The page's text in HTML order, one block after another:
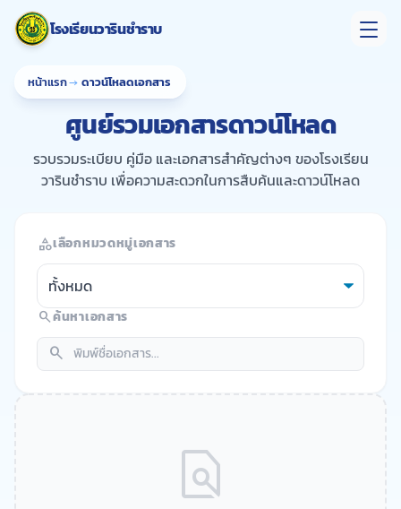
ข้ามไปยังเนื้อหาหลัก
โรงเรียนวารินชำราบ
หน้าแรก→ ดาวน์โหลดเอกสาร
ศูนย์รวมเอกสารดาวน์โหลด
รวบรวมระเบียบ คู่มือ และเอกสารสำคัญต่างๆ ของโรงเรียน
วารินชำราบ เพื่อความสะดวกในการสืบค้นและดาวน์โหลด
categoryเลือกหมวดหมู่เอกสาร
searchค้นหาเอกสาร
search
find_in_page